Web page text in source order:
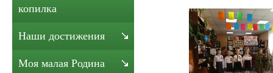
копилка
Наши достижения
Моя малая Родина